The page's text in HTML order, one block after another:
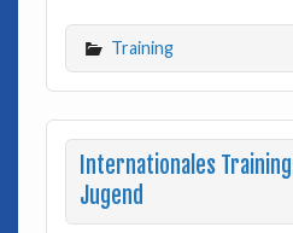
Training
Internationales
Jugend